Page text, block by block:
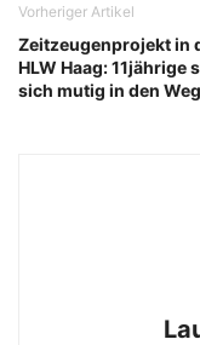
Vorheriger Artikel
Zeitzeugenprojekt in
HLW Haag: 11jährige
sich mutig in den Weg